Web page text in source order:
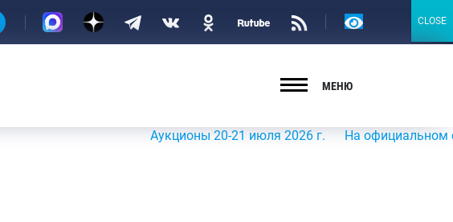
Версия
МЕНЮ
Аукционы 20-21 июля 2026 г. На официальном сайте
CLOSE
CLOSE